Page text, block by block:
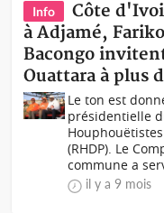
Info
Côte
à Adjamé,
Bacongo
Ouattara à plus
Le ton est
présidentielle
(RHDP). Le
commune a
il y a 9 mois